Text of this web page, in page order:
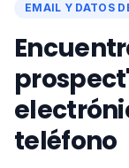
EMAIL Y DATOS
teléfono